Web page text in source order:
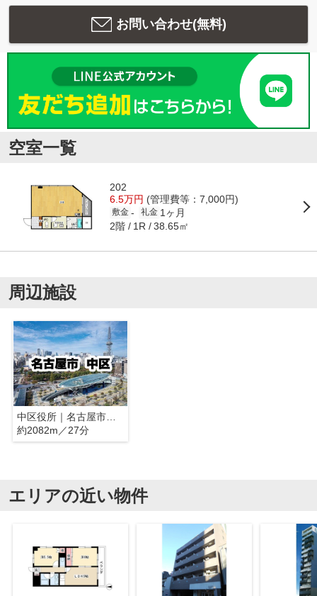
お問い合わせ(無料)
空室一覧
202
6.5万円 (管理費等：7,000円)
敷金 - 礼金 1ヶ月
2階 1R 38.65㎡
周辺施設
中区役所｜名古屋市中区
約2082m／27分
エリアの近い物件